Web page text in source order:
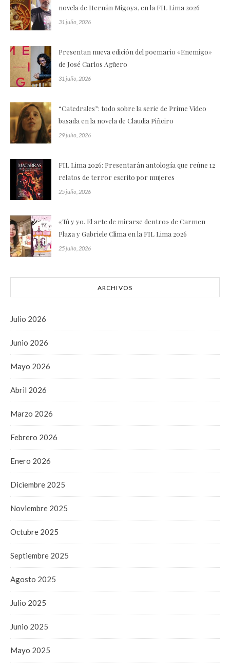
novela de Hernán Migoya, en la FIL Lima 2026
31 julio, 2026
Presentan nueva edición del poemario «Enemigo»
de José Carlos Agüero
31 julio, 2026
“Catedrales”: todo sobre la serie de Prime Video
basada en la novela de Claudia Piñeiro
29 julio, 2026
FIL Lima 2026: Presentarán antología que reúne 12
relatos de terror escrito por mujeres
25 julio, 2026
«Tú y yo. El arte de mirarse dentro» de Carmen
Plaza y Gabriele Clima en la FIL Lima 2026
25 julio, 2026
ARCHIVOS
Julio 2026
Junio 2026
Mayo 2026
Abril 2026
Marzo 2026
Febrero 2026
Enero 2026
Diciembre 2025
Noviembre 2025
Octubre 2025
Septiembre 2025
Agosto 2025
Julio 2025
Junio 2025
Mayo 2025